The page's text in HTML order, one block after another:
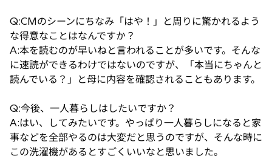
Q:CMのシーンにちなみ「はや！」と周りに驚かれるよう
な得意なことはなんですか？
A:本を読むのが早いねと言われることが多いです。そんな
に速読ができるわけではないのですが、「本当にちゃんと
読んでいる？」と母に内容を確認されることもあります。
Q:今後、一人暮らしはしたいですか？
A:はい、してみたいです。やっぱり一人暮らしになると家
事などを全部やるのは大変だと思うのですが、そんな時に
この洗濯機があるとすごくいいなと思いました。